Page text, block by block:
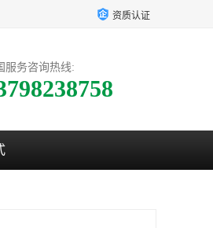
资质认证
服务咨询热线: